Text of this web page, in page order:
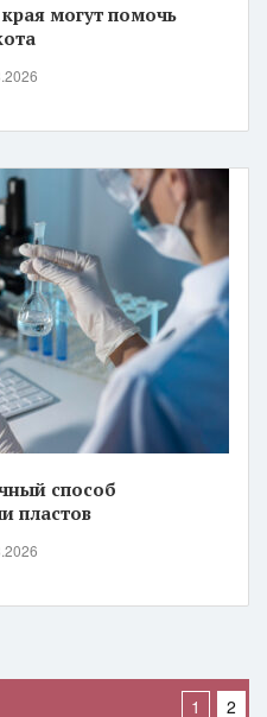
могут помочь
способ
пластов
1 2